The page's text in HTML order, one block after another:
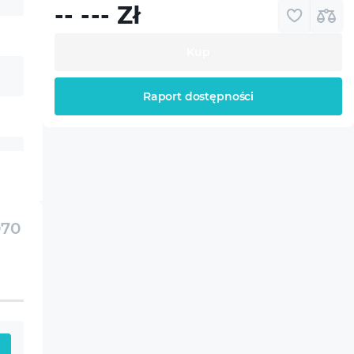
-- --- Zł
Raport dostępności